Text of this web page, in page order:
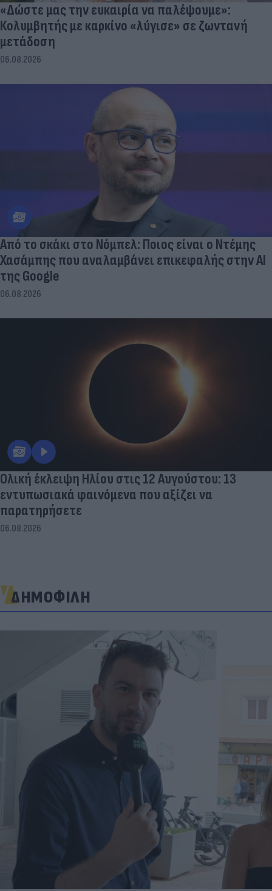
«Δώστε μας την ευκαιρία να παλέψουμε»:
Κολυμβητής με καρκίνο «λύγισε» σε ζωντανή
μετάδοση
06.08.2026
Από το σκάκι στο Νόμπελ: Ποιος είναι ο Ντέμης
Χασάμπης που αναλαμβάνει επικεφαλής στην ΑΙ
της Google
06.08.2026
Ολική έκλειψη Ηλίου στις 12 Αυγούστου: 13
εντυπωσιακά φαινόμενα που αξίζει να
παρατηρήσετε
06.08.2026
ΔΗΜΟΦΙΛΗ